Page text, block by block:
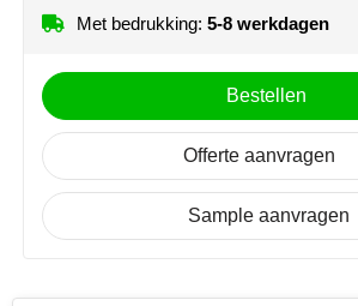
Orrefors
Parker pennen
Peekay
Met bedrukking: 5-8 werkdagen
Bestellen
Offerte aanvragen
Sample aanvragen